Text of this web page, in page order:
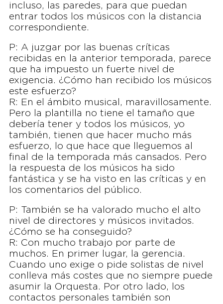
incluso, las paredes, para que puedan
entrar todos los músicos con la distancia
correspondiente.
P: A juzgar por las buenas críticas
recibidas en la anterior temporada, parece
que ha impuesto un fuerte nivel de
exigencia. ¿Cómo han recibido los músicos
este esfuerzo?
R: En el ámbito musical, maravillosamente.
Pero la plantilla no tiene el tamaño que
debería tener y todos los músicos, yo
también, tienen que hacer mucho más
esfuerzo, lo que hace que lleguemos al
final de la temporada más cansados. Pero
la respuesta de los músicos ha sido
fantástica y se ha visto en las críticas y en
los comentarios del público.
P: También se ha valorado mucho el alto
nivel de directores y músicos invitados.
¿Cómo se ha conseguido?
R: Con mucho trabajo por parte de
muchos. En primer lugar, la gerencia.
Cuando uno exige o pide solistas de nivel
conlleva más costes que no siempre puede
asumir la Orquesta. Por otro lado, los
contactos personales también son